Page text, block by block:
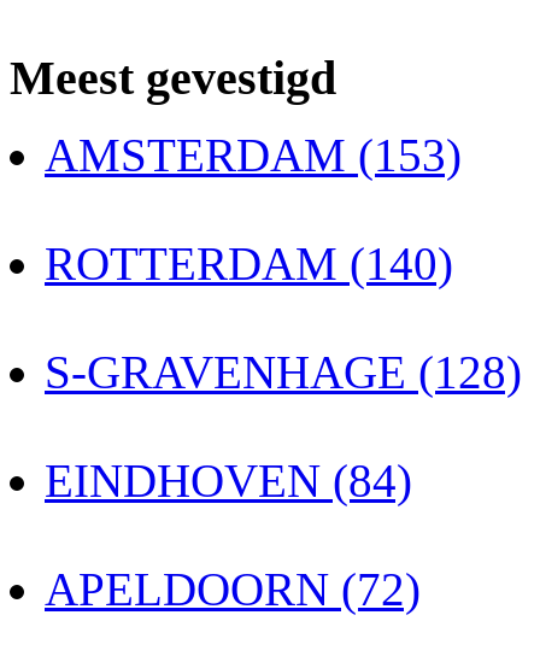
Meest gevestigd
AMSTERDAM (153)
ROTTERDAM (140)
S-GRAVENHAGE (128)
EINDHOVEN (84)
APELDOORN (72)